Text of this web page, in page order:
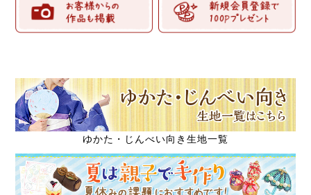
ゆかた・じんべい向き生地一覧